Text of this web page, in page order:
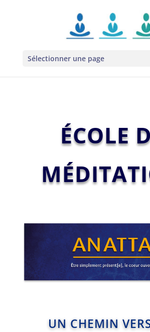
Sélectionner une page
ÉCOLE
UN CHEMIN